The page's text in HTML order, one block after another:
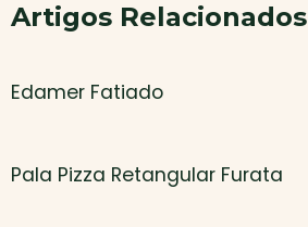
Artigos Relacionados
Edamer Fatiado
Pala Pizza Retangular Furata